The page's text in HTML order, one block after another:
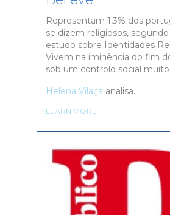
Representam 1,3% dos
se dizem religiosos,
estudo sobre Identidades
Vivem na iminência do fim
sob um controlo social
Helena Vilaça analisa.
LEARN MORE